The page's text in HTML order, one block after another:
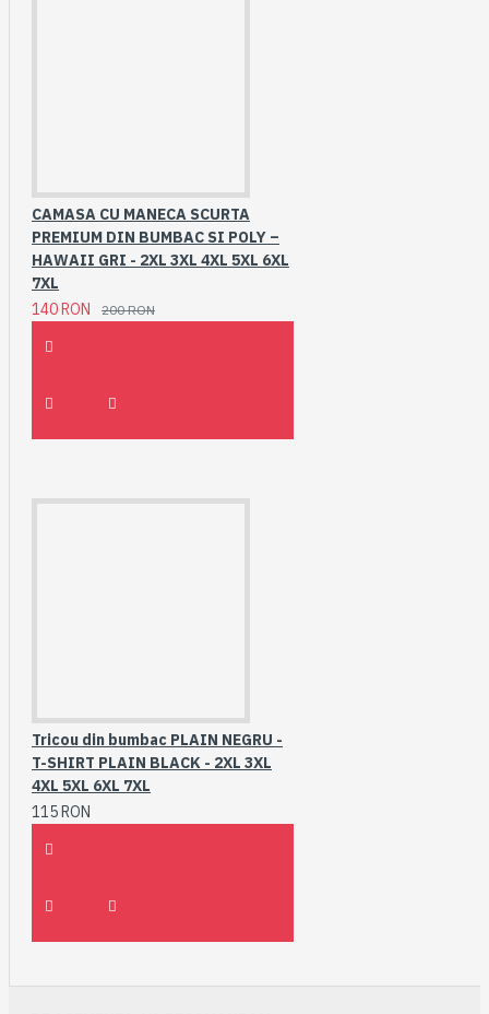
CAMASA CU MANECA SCURTA
PREMIUM DIN BUMBAC SI POLY –
HAWAII GRI - 2XL 3XL 4XL 5XL 6XL
7XL
140 RON
200 RON
Tricou din bumbac PLAIN NEGRU -
T-SHIRT PLAIN BLACK - 2XL 3XL
4XL 5XL 6XL 7XL
115 RON